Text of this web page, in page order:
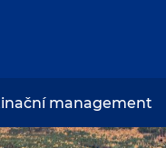
management